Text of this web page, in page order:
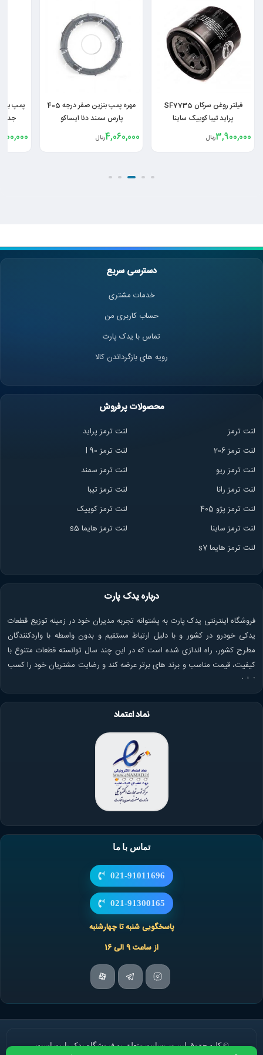
فیلتر روغن سرکان SF7735
پراید تیبا کوییک ساینا
3,900,000ریال
مهره پمپ بنزین صفر درجه 405
پارس سمند دنا ایساکو
4,060,000ریال
دسترسی سریع
خدمات مشتری
حساب کاربری من
تماس با یدک پارت
رویه های بازگرداندن کالا
محصولات پرفروش
لنت ترمز
لنت ترمز پراید
لنت ترمز 206
لنت ترمز l 90
لنت ترمز ریو
لنت ترمز سمند
لنت ترمز رانا
لنت ترمز تیبا
لنت ترمز پژو 405
لنت ترمز کوییک
لنت ترمز ساینا
لنت ترمز هایما s5
لنت ترمز هایما s7
درباره یدک پارت
فروشگاه اینترنتی یدک پارت به پشتوانه تجربه مدیران خود در زمینه توزیع قطعات
یدکی خودرو در کشور و با دلیل ارتباط مستقیم و بدون واسطه با واردکنندگان
مطرح کشور، راه اندازی شده است که در این چند سال توانسته قطعات متنوع با
کیفیت، قیمت مناسب و برند های برتر عرضه کند و رضایت مشتریان خود را کسب
نماید.
نماد اعتماد
تماس با ما
021-91011696
021-91300165
پاسخگویی شنبه تا چهارشنبه
از ساعت 9 الی 16
© کلیه حقوق این وب‌سایت متعلق به فروشگاه یدک پارت است.